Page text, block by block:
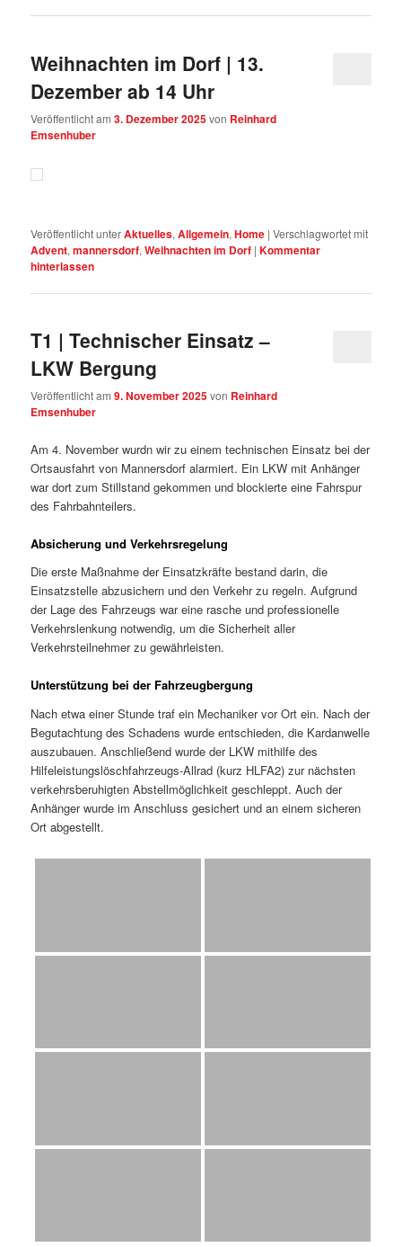
Weihnachten im Dorf | 13.
Dezember ab 14 Uhr
Veröffentlicht am3. Dezember 2025von Reinhard
Emsenhuber
Veröffentlicht unterAktuelles,Allgemein,Home |Verschlagwortet mit
Advent,mannersdorf,Weihnachten im Dorf |Kommentar
hinterlassen
T1 | Technischer Einsatz –
LKW Bergung
Veröffentlicht am9. November 2025von Reinhard
Emsenhuber
Am 4. November wurdn wir zu einem technischen Einsatz bei der
Ortsausfahrt von Mannersdorf alarmiert. Ein LKW mit Anhänger
war dort zum Stillstand gekommen und blockierte eine Fahrspur
des Fahrbahnteilers.
Absicherung und Verkehrsregelung
Die erste Maßnahme der Einsatzkräfte bestand darin, die
Einsatzstelle abzusichern und den Verkehr zu regeln. Aufgrund
der Lage des Fahrzeugs war eine rasche und professionelle
Verkehrslenkung notwendig, um die Sicherheit aller
Verkehrsteilnehmer zu gewährleisten.
Unterstützung bei der Fahrzeugbergung
Nach etwa einer Stunde traf ein Mechaniker vor Ort ein. Nach der
Begutachtung des Schadens wurde entschieden, die Kardanwelle
auszubauen. Anschließend wurde der LKW mithilfe des
Hilfeleistungslöschfahrzeugs-Allrad (kurz HLFA2) zur nächsten
verkehrsberuhigten Abstellmöglichkeit geschleppt. Auch der
Anhänger wurde im Anschluss gesichert und an einem sicheren
Ort abgestellt.